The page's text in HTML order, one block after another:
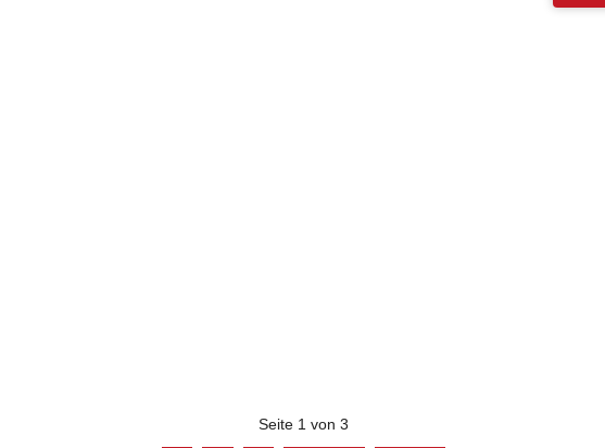
Seite 1 von 3